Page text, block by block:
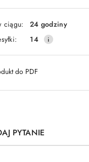
ciągu:
24 godziny
14
do PDF
PYTANIE